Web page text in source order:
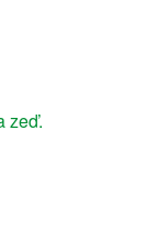
zeď.